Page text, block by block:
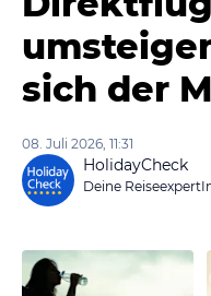
sich der
08. Juli 2026, 11:31
HolidayCheck
Deine